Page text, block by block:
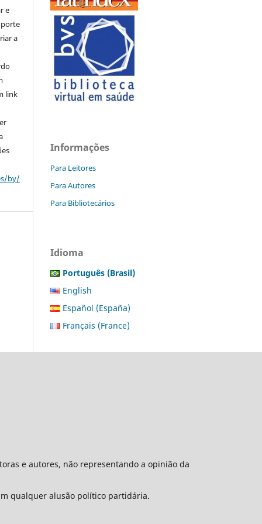
e
a
link
by/
Informações
Para Leitores
Para Autores
Para Bibliotecários
Idioma
Português (Brasil)
English
Español (España)
Français (France)
e autores, não representando a opinião da
qualquer alusão político partidária.